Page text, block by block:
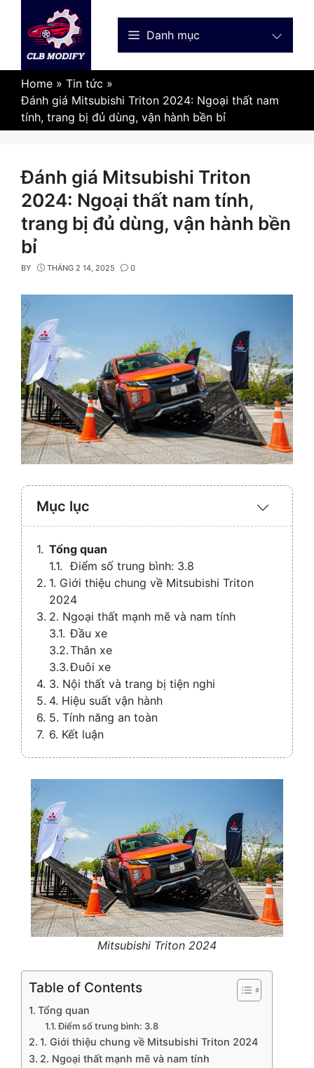
content
Danh mục
Home » Tin tức »
Đánh giá Mitsubishi Triton 2024: Ngoại thất nam
tính, trang bị đủ dùng, vận hành bền bỉ
Đánh giá Mitsubishi Triton
2024: Ngoại thất nam tính,
trang bị đủ dùng, vận hành bền
bỉ
BY THÁNG 2 14, 2025 0
Mục lục
Expand
/
Tổng quan
Điểm số trung bình: 3.8
1. Giới thiệu chung về Mitsubishi Triton
2024
2. Ngoại thất mạnh mẽ và nam tính
Đầu xe
Thân xe
Đuôi xe
3. Nội thất và trang bị tiện nghi
4. Hiệu suất vận hành
5. Tính năng an toàn
6. Kết luận
Mitsubishi Triton 2024
Table of Contents
Tổng quan
Điểm số trung bình: 3.8
1. Giới thiệu chung về Mitsubishi Triton 2024
2. Ngoại thất mạnh mẽ và nam tính